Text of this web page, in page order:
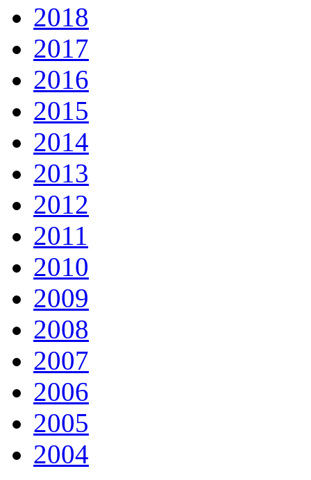
2018
2017
2016
2015
2014
2013
2012
2011
2010
2009
2008
2007
2006
2005
2004